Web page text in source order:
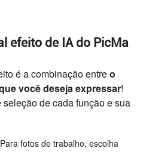
efeito de IA do PicMa
é a combinação entreo
você deseja expressar!
de cada função e sua
fotos de trabalho, escolha